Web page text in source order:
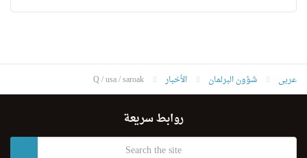
عربى شؤون البرلمان الأخبار Q / usa / saroak
روابط سريعة